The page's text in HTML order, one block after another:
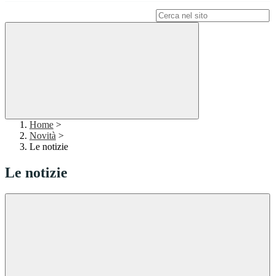
Home >
Novità >
Le notizie
Le notizie